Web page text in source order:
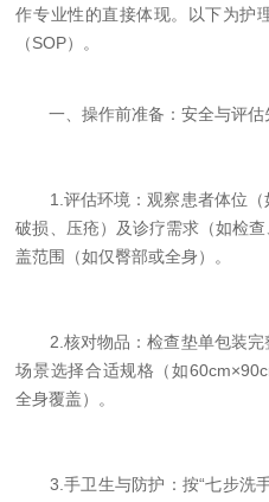
作专业性的直接体现。以下为护
（SOP）。
一、操作前准备：安全与评估
1.评估环境：观察患者体位（
破损、压疮）及诊疗需求（如检
盖范围（如仅臀部或全身）。
2.核对物品：检查垫单包装完
场景选择合适规格（如
全身覆盖）。
3.手卫生与防护：按“七步洗手